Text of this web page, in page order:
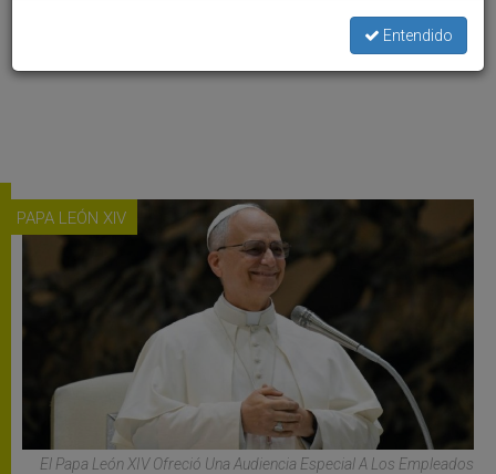
PAPA LEÓN XIV
El Papa León XIV Ofreció Una Audiencia Especial A Los Empleados
Entendido